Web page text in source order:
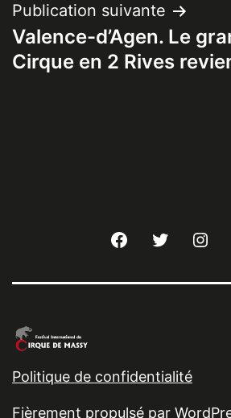
Publication suivante
Valence-d’Agen. Le
Cirque en 2 Rives
FacebookTwitter
Politique de confidentialité
Fièrement propulsé par